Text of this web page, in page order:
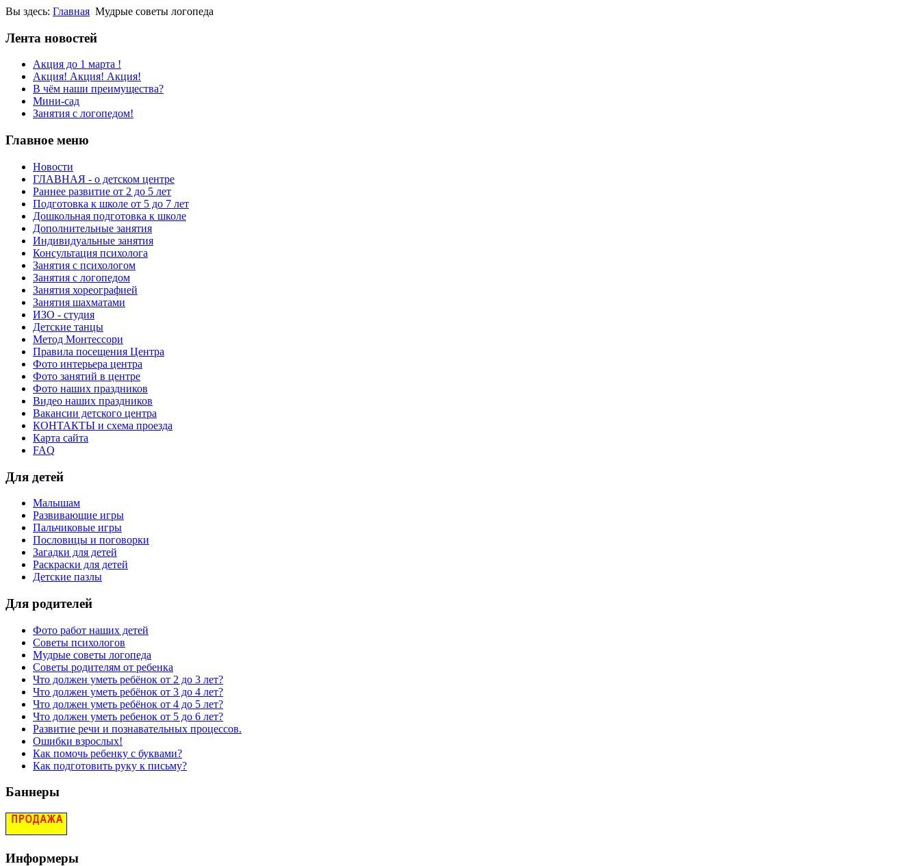
Вы здесь: Главная Мудрые советы логопеда
Лента новостей
Акция до 1 марта !
Акция! Акция! Акция!
В чём наши преимущества?
Мини-сад
Занятия с логопедом!
Главное меню
Новости
ГЛАВНАЯ - о детском центре
Раннее развитие от 2 до 5 лет
Подготовка к школе от 5 до 7 лет
Дошкольная подготовка к школе
Дополнительные занятия
Индивидуальные занятия
Консультация психолога
Занятия с психологом
Занятия с логопедом
Занятия хореографией
Занятия шахматами
ИЗО - студия
Детские танцы
Метод Монтессори
Правила посещения Центра
Фото интерьера центра
Фото занятий в центре
Фото наших праздников
Видео наших праздников
Вакансии детского центра
КОНТАКТЫ и схема проезда
Карта сайта
FAQ
Для детей
Малышам
Развивающие игры
Пальчиковые игры
Пословицы и поговорки
Загадки для детей
Раскраски для детей
Детские пазлы
Для родителей
Фото работ наших детей
Советы психологов
Мудрые советы логопеда
Советы родителям от ребенка
Что должен уметь ребёнок от 2 до 3 лет?
Что должен уметь ребёнок от 3 до 4 лет?
Что должен уметь ребёнок от 4 до 5 лет?
Что должен уметь ребенок от 5 до 6 лет?
Развитие речи и познавательных процессов.
Ошибки взрослых!
Как помочь ребенку с буквами?
Как подготовить руку к письму?
Баннеры
Информеры